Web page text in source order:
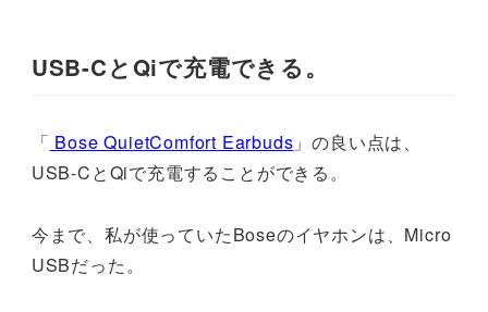
USB-CとQiで充電できる。
「 Bose QuietComfort Earbuds 」の良い点は、
USB-CとQiで充電することができる。
今まで、私が使っていたBoseのイヤホンは、Micro
USBだった。